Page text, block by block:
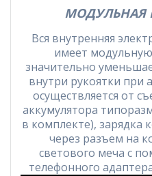
МОДУЛЬНАЯ
Вся внутренняя
имеет
значительно
внутри рукоятки при
осуществляется от
аккумулятора
в комплекте), зарядка
через разъем на
светового меча с
телефонного